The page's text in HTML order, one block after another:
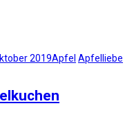
2019Apfel Apfelliebe